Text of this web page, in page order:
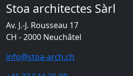
Stoa architectes Sàrl
Av. J.-J. Rousseau 17
CH - 2000 Neuchâtel
info@stoa-arch.ch